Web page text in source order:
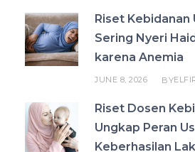
Riset Kebidanan
Sering Nyeri
karena Anemia
JUNE 8, 2026 BY
Riset Dosen
Ungkap Peran
Keberhasilan